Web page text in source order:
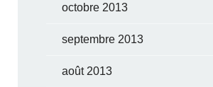
octobre 2013
septembre 2013
août 2013